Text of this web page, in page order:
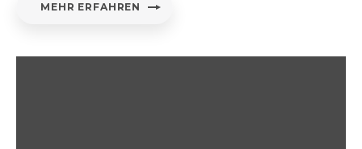
MEHR ERFAHREN